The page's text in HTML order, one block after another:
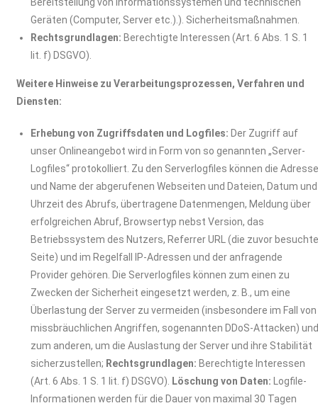
Geräten (Computer, Server etc.).). Sicherheitsmaßnahmen.
Rechtsgrundlagen: Berechtigte Interessen (Art. 6 Abs. 1 S. 1
lit. f) DSGVO).
Weitere Hinweise zu Verarbeitungsprozessen, Verfahren und
Diensten:
Erhebung von Zugriffsdaten und Logfiles: Der Zugriff auf
unser Onlineangebot wird in Form von so genannten „Server-
Logfiles“ protokolliert. Zu den Serverlogfiles können die
und Name der abgerufenen Webseiten und Dateien, Datum und
Uhrzeit des Abrufs, übertragene Datenmengen, Meldung über
erfolgreichen Abruf, Browsertyp nebst Version, das
Betriebssystem des Nutzers, Referrer URL (die zuvor
Seite) und im Regelfall IP-Adressen und der anfragende
Provider gehören. Die Serverlogfiles können zum einen zu
Zwecken der Sicherheit eingesetzt werden, z. B., um eine
Überlastung der Server zu vermeiden (insbesondere im Fall von
missbräuchlichen Angriffen, sogenannten DDoS-Attacken)
zum anderen, um die Auslastung der Server und ihre Stabilität
sicherzustellen; Rechtsgrundlagen: Berechtigte Interessen
(Art. 6 Abs. 1 S. 1 lit. f) DSGVO).
Löschung von Daten: Logfile-
Informationen werden für die Dauer von maximal 30 Tagen